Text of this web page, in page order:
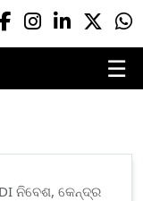
☰
ନିବେଶ, କେନ୍ଦ୍ର